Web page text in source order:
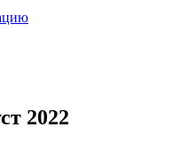
2022